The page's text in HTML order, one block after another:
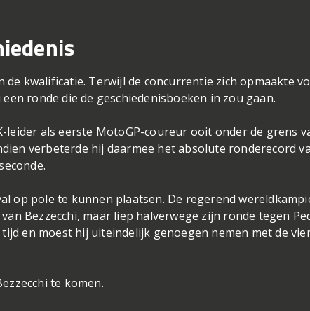
de kwalificatie. Terwijl de concurrentie zich opmaakte
ronde die de geschiedenisboeken in zou gaan.
leider als eerste MotoGP-coureur ooit onder de grens
verbeterde hij daarmee het absolute ronderecord
op pole te kunnen plaatsen. De regerend
Bezzecchi, maar liep halverwege zijn ronde tegen
en moest hij uiteindelijk genoegen nemen met de
te komen.